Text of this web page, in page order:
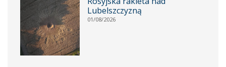
Lubelszczyzną
01/08/2026